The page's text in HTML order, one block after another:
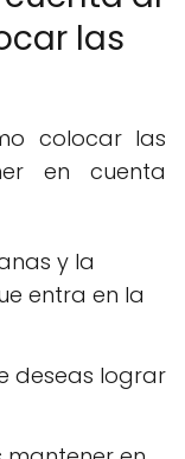
las
colocar las
en cuenta
y la
entra en la
deseas lograr